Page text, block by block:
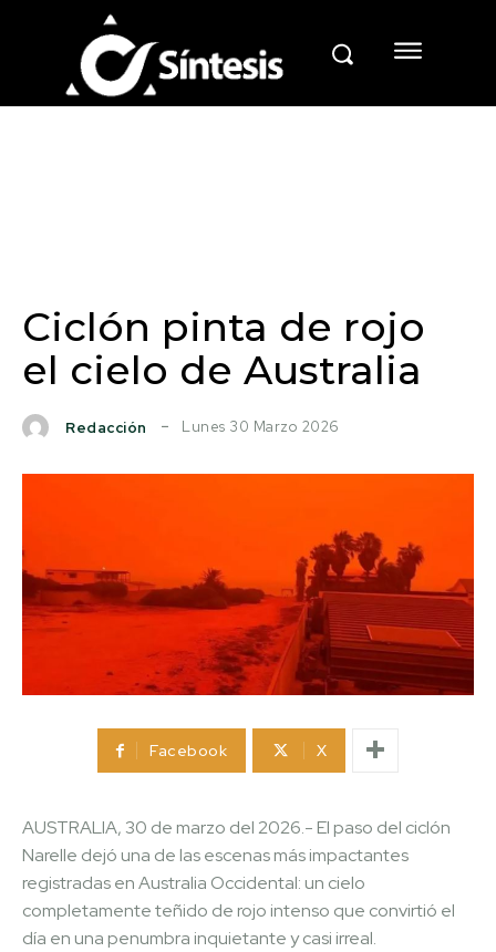
Ciclón pinta de rojo
el cielo de Australia
Redacción Lunes 30 Marzo 2026
Facebook X
AUSTRALIA, 30 de marzo del 2026.- El paso del ciclón
Narelle dejó una de las escenas más impactantes
registradas en Australia Occidental: un cielo
completamente teñido de rojo intenso que convirtió el
día en una penumbra inquietante y casi irreal.